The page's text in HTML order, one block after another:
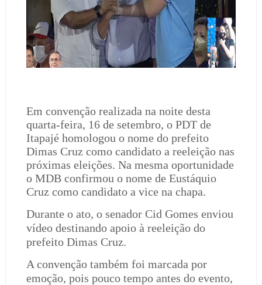
Em convenção realizada na noite desta
quarta-feira, 16 de setembro, o PDT de
Itapajé homologou o nome do prefeito
Dimas Cruz como candidato a reeleição nas
próximas eleições. Na mesma oportunidade
o MDB confirmou o nome de Eustáquio
Cruz como candidato a vice na chapa.
Durante o ato, o senador Cid Gomes enviou
vídeo destinando apoio à reeleição do
prefeito Dimas Cruz.
A convenção também foi marcada por
emoção, pois pouco tempo antes do evento,